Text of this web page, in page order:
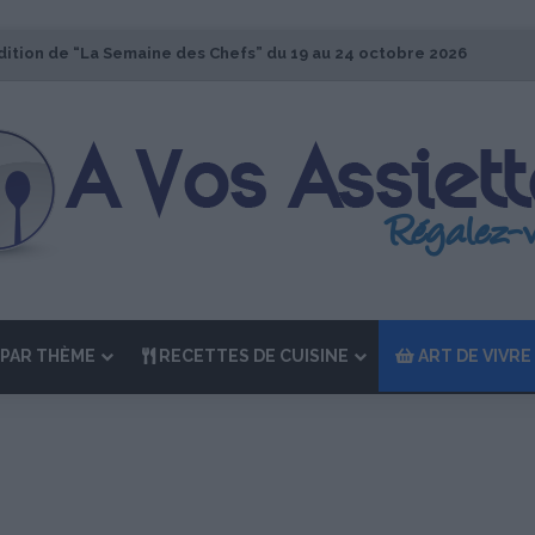
de “La Semaine des Chefs” du 19 au 24 octobre 2026
THÈME RECETTES DE CUISINE ART DE VIVRE